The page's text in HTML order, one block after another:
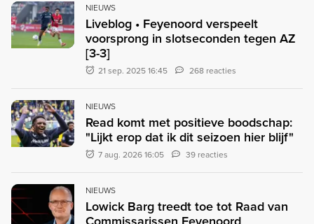
NIEUWS
Liveblog • Feyenoord verspeelt
voorsprong in slotseconden tegen AZ
[3-3]
21 sep. 2025 16:45 268 reacties
NIEUWS
Read komt met positieve boodschap:
"Lijkt erop dat ik dit seizoen hier blijf"
7 aug. 2026 16:05 39 reacties
NIEUWS
Lowick Barg treedt toe tot Raad van